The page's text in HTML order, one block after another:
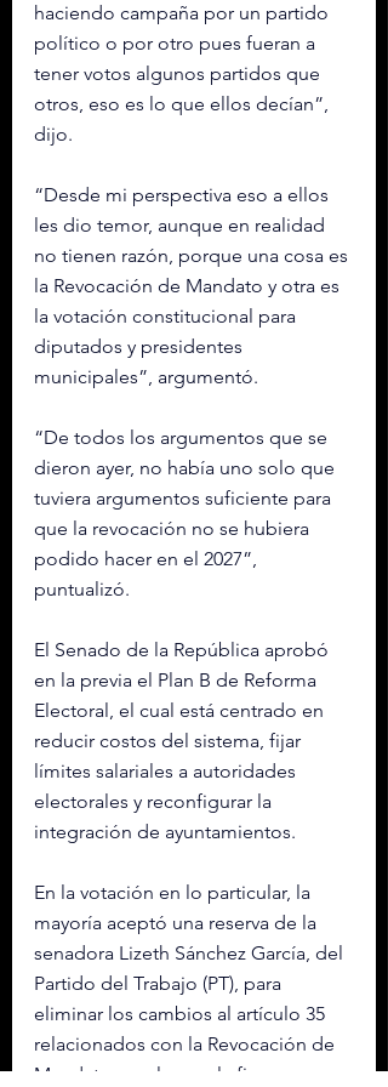
haciendo campaña por un partido
político o por otro pues fueran a
tener votos algunos partidos que
otros, eso es lo que ellos decían”,
dijo.
“Desde mi perspectiva eso a ellos
les dio temor, aunque en realidad
no tienen razón, porque una cosa es
la Revocación de Mandato y otra es
la votación constitucional para
diputados y presidentes
municipales”, argumentó.
“De todos los argumentos que se
dieron ayer, no había uno solo que
tuviera argumentos suficiente para
que la revocación no se hubiera
podido hacer en el 2027”,
puntualizó.
El Senado de la República aprobó
en la previa el Plan B de Reforma
Electoral, el cual está centrado en
reducir costos del sistema, fijar
límites salariales a autoridades
electorales y reconfigurar la
integración de ayuntamientos.
En la votación en lo particular, la
mayoría aceptó una reserva de la
senadora Lizeth Sánchez García, del
Partido del Trabajo (PT), para
eliminar los cambios al artículo 35
relacionados con la Revocación de
Mandato, por lo que la figura se